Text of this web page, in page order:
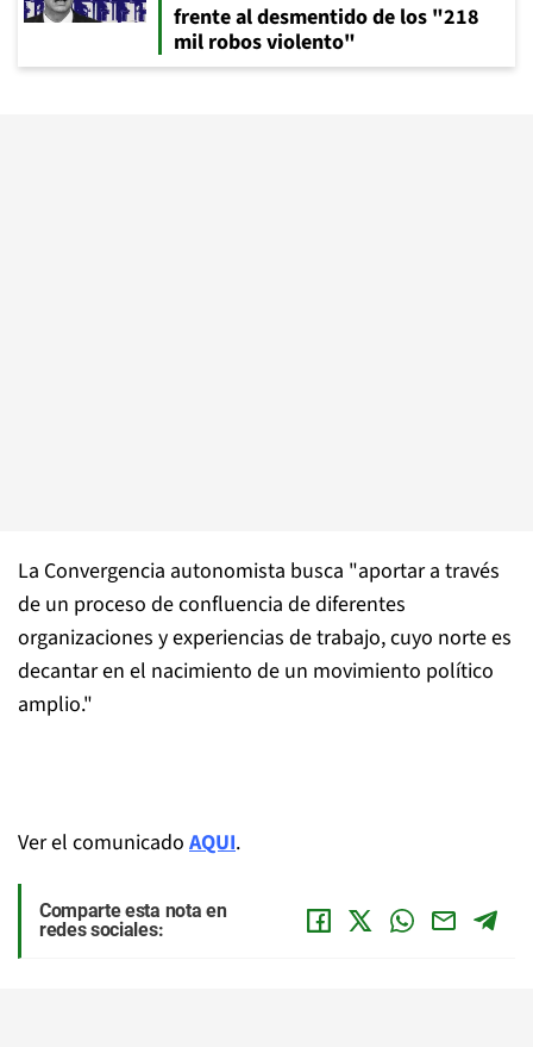
frente al desmentido de los "218
mil robos violento"
La Convergencia autonomista busca "aportar a través
de un proceso de confluencia de diferentes
organizaciones y experiencias de trabajo, cuyo norte es
decantar en el nacimiento de un movimiento político
amplio."
Ver el comunicado AQUI.
Comparte esta nota en
redes sociales: